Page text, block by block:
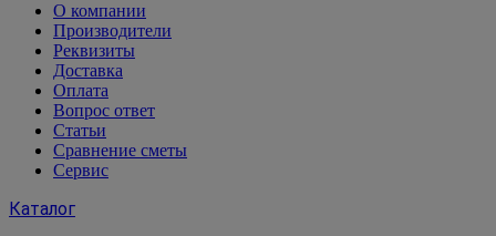
О компании
Производители
Реквизиты
Доставка
Оплата
Вопрос ответ
Статьи
Сравнение сметы
Сервис
Каталог